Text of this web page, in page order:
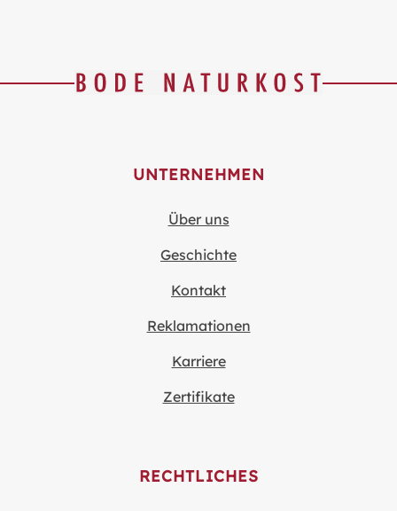
UNTERNEHMEN
Über uns
Geschichte
Kontakt
Reklamationen
Karriere
Zertifikate
RECHTLICHES